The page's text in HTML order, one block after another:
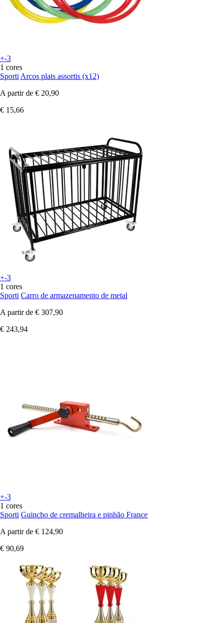
+-3
1 cores
Sporti Arcos plats assortis (x12)
A partir de € 20,90
€ 15,66
+-3
1 cores
Sporti Carro de armazenamento de metal
A partir de € 307,90
€ 243,94
+-3
1 cores
Sporti Guincho de cremalheira e pinhão France
A partir de € 124,90
€ 90,69